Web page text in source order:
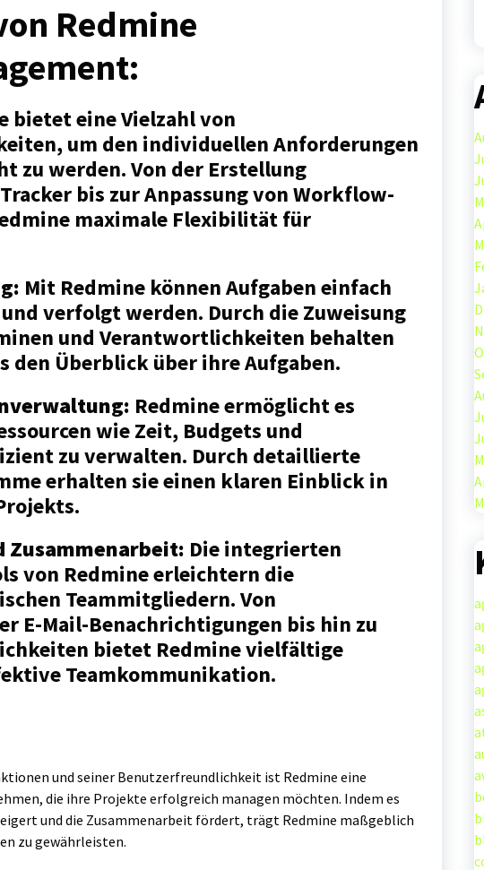
Redmine
bietet eine Vielzahl von
um den individuellen Anforderungen
zu werden. Von der Erstellung
bis zur Anpassung von Workflow-
maximale Flexibilität für
Mit Redmine können Aufgaben einfach
verfolgt werden. Durch die Zuweisung
und Verantwortlichkeiten behalten
den Überblick über ihre Aufgaben.
Redmine ermöglicht es
wie Zeit, Budgets und
zu verwalten. Durch detaillierte
erhalten sie einen klaren Einblick in
Zusammenarbeit: Die integrierten
von Redmine erleichtern die
Teammitgliedern. Von
E-Mail-Benachrichtigungen bis hin zu
bietet Redmine vielfältige
Teamkommunikation.
und seiner Benutzerfreundlichkeit ist Redmine eine
die ihre Projekte erfolgreich managen möchten. Indem es
und die Zusammenarbeit fördert, trägt Redmine maßgeblich
zu gewährleisten.